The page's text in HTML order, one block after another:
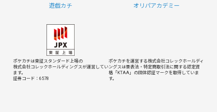
遊戯カチ オリパアカデミー
ポケカチは東証スタンダード上場の
株式会社コレックホールディングスが運営してい
ます。
証券コード：6578
ポケカチを運営する株式会社コレックホールディ
ングスは景表法・特定商取引法に関する認定資
格「KTAA」の団体認証マークを取得していま
す。